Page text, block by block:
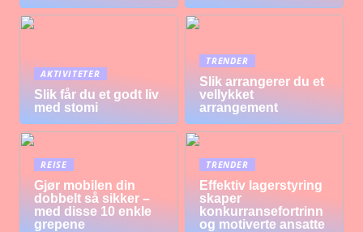
AKTIVITETER
Slik får du et godt liv
med stomi
TRENDER
Slik arrangerer du et
vellykket
arrangement
REISE
Gjør mobilen din
dobbelt så sikker –
med disse 10 enkle
grepene
TRENDER
Effektiv lagerstyring
skaper
konkurransefortrinn
og motiverte ansatte